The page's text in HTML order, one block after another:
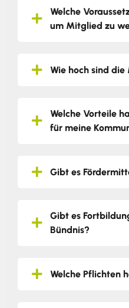
Welche
um Mitglied zu
Wie hoch sind
Welche Vorteile
für meine
Gibt es
Gibt es
Bündnis?
Welche Pflichten